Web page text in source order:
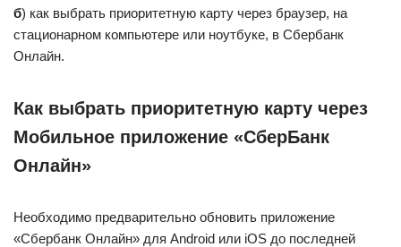
б) как выбрать приоритетную карту через браузер, на
стационарном компьютере или ноутбуке, в Сбербанк
Онлайн.
Как выбрать приоритетную карту через
Мобильное приложение «СберБанк
Онлайн»
Необходимо предварительно обновить приложение
«Сбербанк Онлайн» для Android или iOS до последней